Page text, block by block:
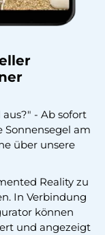
- Ab sofort
Sonnensegel am
über unsere
Reality zu
In Verbindung
können
und angezeigt